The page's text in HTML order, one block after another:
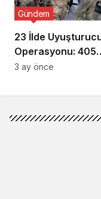
23 İlde
Operasyonu: 405
Gözaltı!
Gündem
3 ay önce